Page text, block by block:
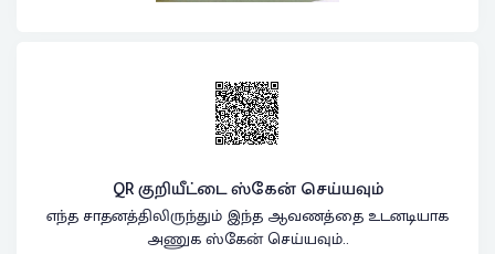
QR குறியீட்டை ஸ்கேன் செய்யவும்
எந்த சாதனத்திலிருந்தும் இந்த ஆவணத்தை உடனடியாக
அணுக ஸ்கேன் செய்யவும்..